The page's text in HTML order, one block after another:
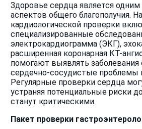
Здоровье сердца является
аспектов общего благополучия.
кардиологической проверки
специализированные
электрокардиограмма (ЭКГ),
расширенная коронарная КТ-
помогают выявлять заболевания
сердечно-сосудистые проблемы
Регулярные проверки сердца
устраняя потенциальные риски
станут критическими.
Пакет проверки